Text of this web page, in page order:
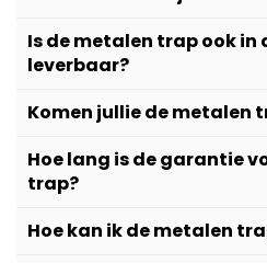
Is de metalen trap ook in
leverbaar?
Komen jullie de metalen
Hoe lang is de garantie
trap?
Hoe kan ik de metalen